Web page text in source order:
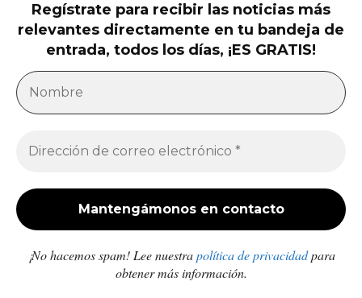
Regístrate para recibir las noticias más
relevantes directamente en tu bandeja de
entrada, todos los días, ¡ES GRATIS!
¡No hacemos spam! Lee nuestrapolítica de privacidadpara
obtener más información.
Hunter Biden habla del cáncer de
su padre que avanzó hasta...
Qué saber del nuevo intento de
Trump de limitar la ciudadanía...
América Latina
demócratas de impulsar una campaña contra...
Enfermedades crónicas y diarrea van en aumento
en comunidades afectadas por los sismos en...